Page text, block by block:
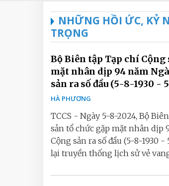
NHỮNG HỒI ỨC, KỶ
TRỌNG
Bộ Biên tập Tạp chí Cộng
mặt nhân dịp 94 năm
sản ra số đầu (5-8-1930 -
HÀ PHƯƠNG
TCCS - Ngày 5-8-2024, Bộ
sản tổ chức gặp mặt nhân dịp
Cộng sản ra số đầu (5-8-1930
lại truyền thống lịch sử vẻ vang